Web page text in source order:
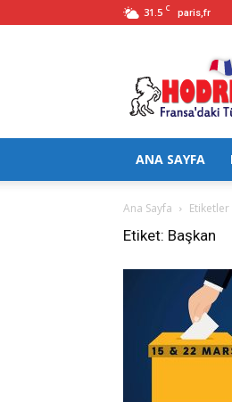
31.5 C paris,fr
Hodrimeydan
ANA SAYFA
Ana Sayfa Etiketler
Etiket: Başkan